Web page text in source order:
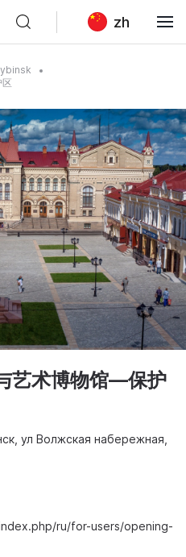
zh
艺术博物馆—保护
ул Волжская набережная,
ru/for-users/opening-